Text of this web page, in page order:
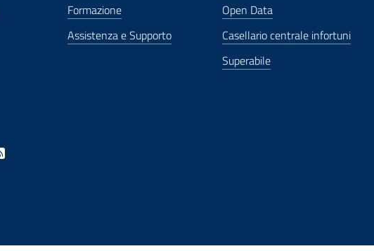
Formazione
Assistenza e Supporto
Open Data
Casellario centrale infortuni
Superabile